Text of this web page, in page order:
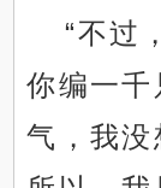
“不过
你编一
气，我没